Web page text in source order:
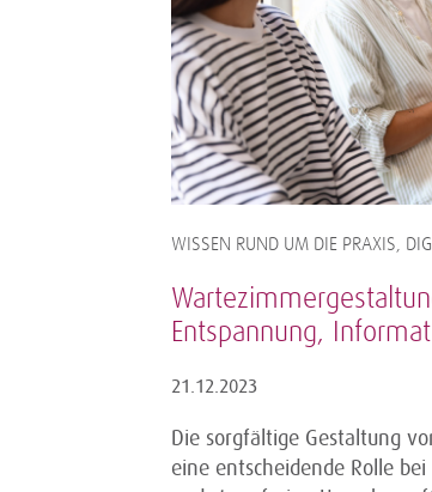
WISSEN RUND UM DIE PRAXIS,
Entspannung,
21.12.2023
Die sorgfältige Gestaltung
eine entscheidende Rolle